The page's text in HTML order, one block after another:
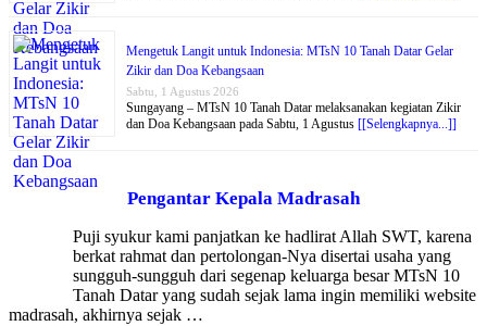
Mengetuk Langit untuk Indonesia: MTsN 10 Tanah Datar Gelar
Zikir dan Doa Kebangsaan
Sabtu, 1 Agustus 2026
Sungayang – MTsN 10 Tanah Datar melaksanakan kegiatan Zikir
dan Doa Kebangsaan pada Sabtu, 1 Agustus [[Selengkapnya...]]
Pengantar Kepala Madrasah
Puji syukur kami panjatkan ke hadlirat Allah SWT, karena
berkat rahmat dan pertolongan-Nya disertai usaha yang
sungguh-sungguh dari segenap keluarga besar MTsN 10
Tanah Datar yang sudah sejak lama ingin memiliki website
madrasah, akhirnya sejak …